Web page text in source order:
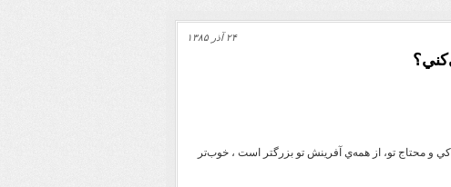
۲۴ آذر ۱۳۸۵
و محتاج تو، از همه‌ي آفرينش تو بزرگتر است ، خوب‌تر